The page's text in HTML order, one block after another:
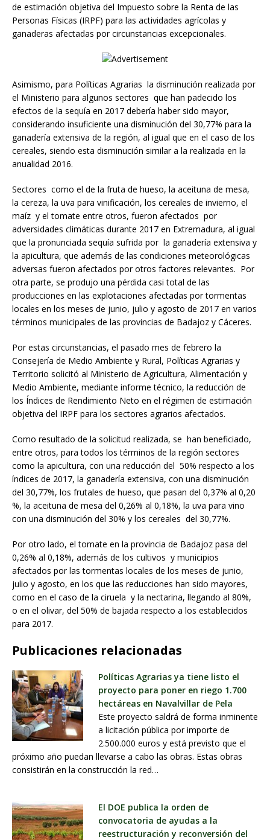
de estimación objetiva del Impuesto sobre la Renta de las
Personas Físicas (IRPF) para las actividades agrícolas y
ganaderas afectadas por circunstancias excepcionales.
Asimismo, para Políticas Agrarias la disminución realizada por
el Ministerio para algunos sectores que han padecido los
efectos de la sequía en 2017 debería haber sido mayor,
considerando insuficiente una disminución del 30,77% para la
ganadería extensiva de la región, al igual que en el caso de los
cereales, siendo esta disminución similar a la realizada en la
anualidad 2016.
Sectores como el de la fruta de hueso, la aceituna de mesa,
la cereza, la uva para vinificación, los cereales de invierno, el
maíz y el tomate entre otros, fueron afectados por
adversidades climáticas durante 2017 en Extremadura, al igual
que la pronunciada sequía sufrida por la ganadería extensiva y
la apicultura, que además de las condiciones meteorológicas
adversas fueron afectados por otros factores relevantes. Por
otra parte, se produjo una pérdida casi total de las
producciones en las explotaciones afectadas por tormentas
locales en los meses de junio, julio y agosto de 2017 en varios
términos municipales de las provincias de Badajoz y Cáceres.
Por estas circunstancias, el pasado mes de febrero la
Consejería de Medio Ambiente y Rural, Políticas Agrarias y
Territorio solicitó al Ministerio de Agricultura, Alimentación y
Medio Ambiente, mediante informe técnico, la reducción de
los Índices de Rendimiento Neto en el régimen de estimación
objetiva del IRPF para los sectores agrarios afectados.
Como resultado de la solicitud realizada, se han beneficiado,
entre otros, para todos los términos de la región sectores
como la apicultura, con una reducción del 50% respecto a los
índices de 2017, la ganadería extensiva, con una disminución
del 30,77%, los frutales de hueso, que pasan del 0,37% al 0,20
%, la aceituna de mesa del 0,26% al 0,18%, la uva para vino
con una disminución del 30% y los cereales del 30,77%.
Por otro lado, el tomate en la provincia de Badajoz pasa del
0,26% al 0,18%, además de los cultivos y municipios
afectados por las tormentas locales de los meses de junio,
julio y agosto, en los que las reducciones han sido mayores,
como en el caso de la ciruela y la nectarina, llegando al 80%,
o en el olivar, del 50% de bajada respecto a los establecidos
para 2017.
Publicaciones relacionadas
Políticas Agrarias ya tiene listo el
proyecto para poner en riego 1.700
hectáreas en Navalvillar de Pela
Este proyecto saldrá de forma inminente
a licitación pública por importe de
2.500.000 euros y está previsto que el
próximo año puedan llevarse a cabo las obras. Estas obras
consistirán en la construcción la red…
El DOE publica la orden de
convocatoria de ayudas a la
reestructuración y reconversión del